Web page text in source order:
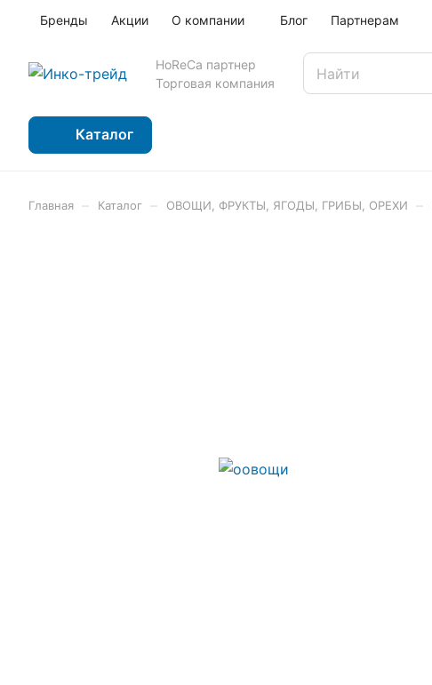
Бренды Акции О компании Блог Партнерам
HoReCa партнер
Торговая компания
Каталог
Главная Каталог ОВОЩИ, ФРУКТЫ, ЯГОДЫ, ГРИБЫ, ОРЕХИ